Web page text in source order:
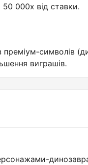
000x від ставки.
преміум-символів
виграшів.